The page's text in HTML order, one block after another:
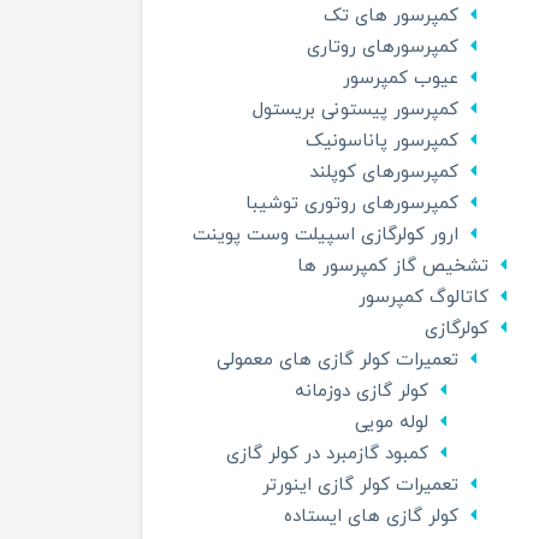
کمپرسور های تک
کمپرسورهای روتاری
عیوب کمپرسور
کمپرسور پیستونی بریستول
کمپرسور پاناسونیک
کمپرسورهای کوپلند
کمپرسورهای روتوری توشیبا
ارور کولرگازی اسپیلت وست پوینت
تشخیص گاز کمپرسور ها
کاتالوگ کمپرسور
کولرگازی
تعمیرات کولر گازی های معمولی
کولر گازی دوزمانه
لوله مویی
کمبود گازمبرد در کولر گازی
تعمیرات کولر گازی اینورتر
کولر گازی های ایستاده